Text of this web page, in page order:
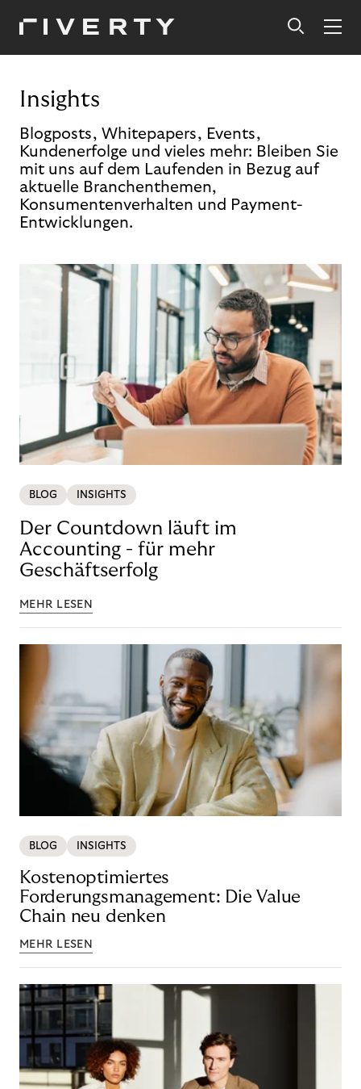
Insights
Blogposts, Whitepapers, Events,
Kundenerfolge und vieles mehr: Bleiben Sie
mit uns auf dem Laufenden in Bezug auf
aktuelle Branchenthemen,
Konsumentenverhalten und Payment-
Entwicklungen.
BLOG INSIGHTS
Der Countdown läuft im
Accounting - für mehr
Geschäftserfolg
MEHR LESEN
BLOG INSIGHTS
Kostenoptimiertes
Forderungsmanagement: Die Value
Chain neu denken
MEHR LESEN